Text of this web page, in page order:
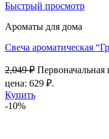
Быстрый просмотр
Ароматы для дома
Свеча ароматическая
2,049₽ Первоначальная
цена: 629 ₽.
Купить
-10%